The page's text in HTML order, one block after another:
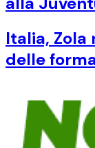
Italia,
delle